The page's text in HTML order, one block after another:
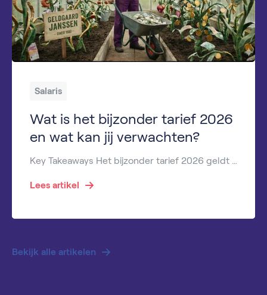
Salaris
Wat is het bijzonder tarief 2026
en wat kan jij verwachten?
Lees artikel
Bekijk alle artikelen